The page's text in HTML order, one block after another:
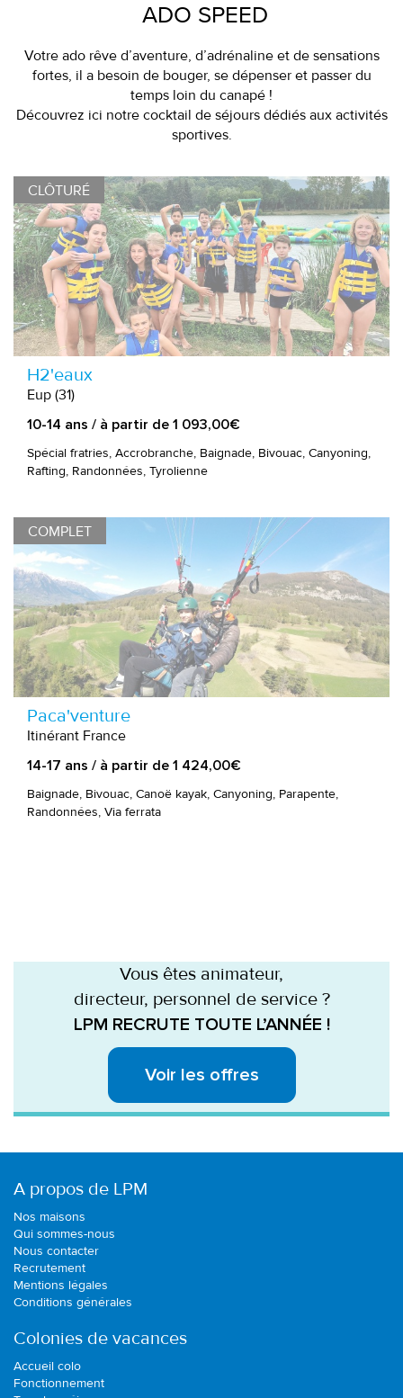
ADO SPEED
Votre ado rêve d’aventure, d’adrénaline et de sensations
fortes, il a besoin de bouger, se dépenser et passer du
temps loin du canapé !
Découvrez ici notre cocktail de séjours dédiés aux activités
sportives.
CLÔTURÉ
H2'eaux
Eup (31)
10-14 ans / à partir de 1 093,00€
Spécial fratries, Accrobranche, Baignade, Bivouac, Canyoning,
Rafting, Randonnées, Tyrolienne
COMPLET
Paca'venture
Itinérant France
14-17 ans / à partir de 1 424,00€
Baignade, Bivouac, Canoë kayak, Canyoning, Parapente,
Randonnées, Via ferrata
Vous êtes animateur,
directeur, personnel de service ?
LPM RECRUTE TOUTE L’ANNÉE !
Voir les offres
A propos de LPM
Nos maisons
Qui sommes-nous
Nous contacter
Recrutement
Mentions légales
Conditions générales
Colonies de vacances
Accueil colo
Fonctionnement